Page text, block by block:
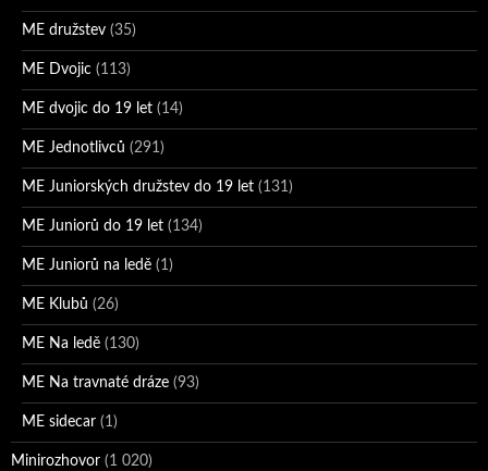
ME družstev (35)
ME Dvojic (113)
ME dvojic do 19 let (14)
ME Jednotlivců (291)
ME Juniorských družstev do 19 let (131)
ME Juniorů do 19 let (134)
ME Juniorů na ledě (1)
ME Klubů (26)
ME Na ledě (130)
ME Na travnaté dráze (93)
ME sidecar (1)
Minirozhovor (1 020)